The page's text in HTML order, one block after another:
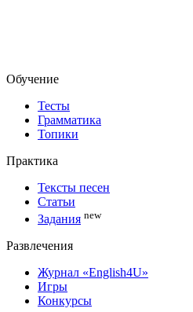
Обучение
Тесты
Грамматика
Топики
Практика
Тексты песен
Статьи
Задания new
Развлечения
Журнал «English4U»
Игры
Конкурсы